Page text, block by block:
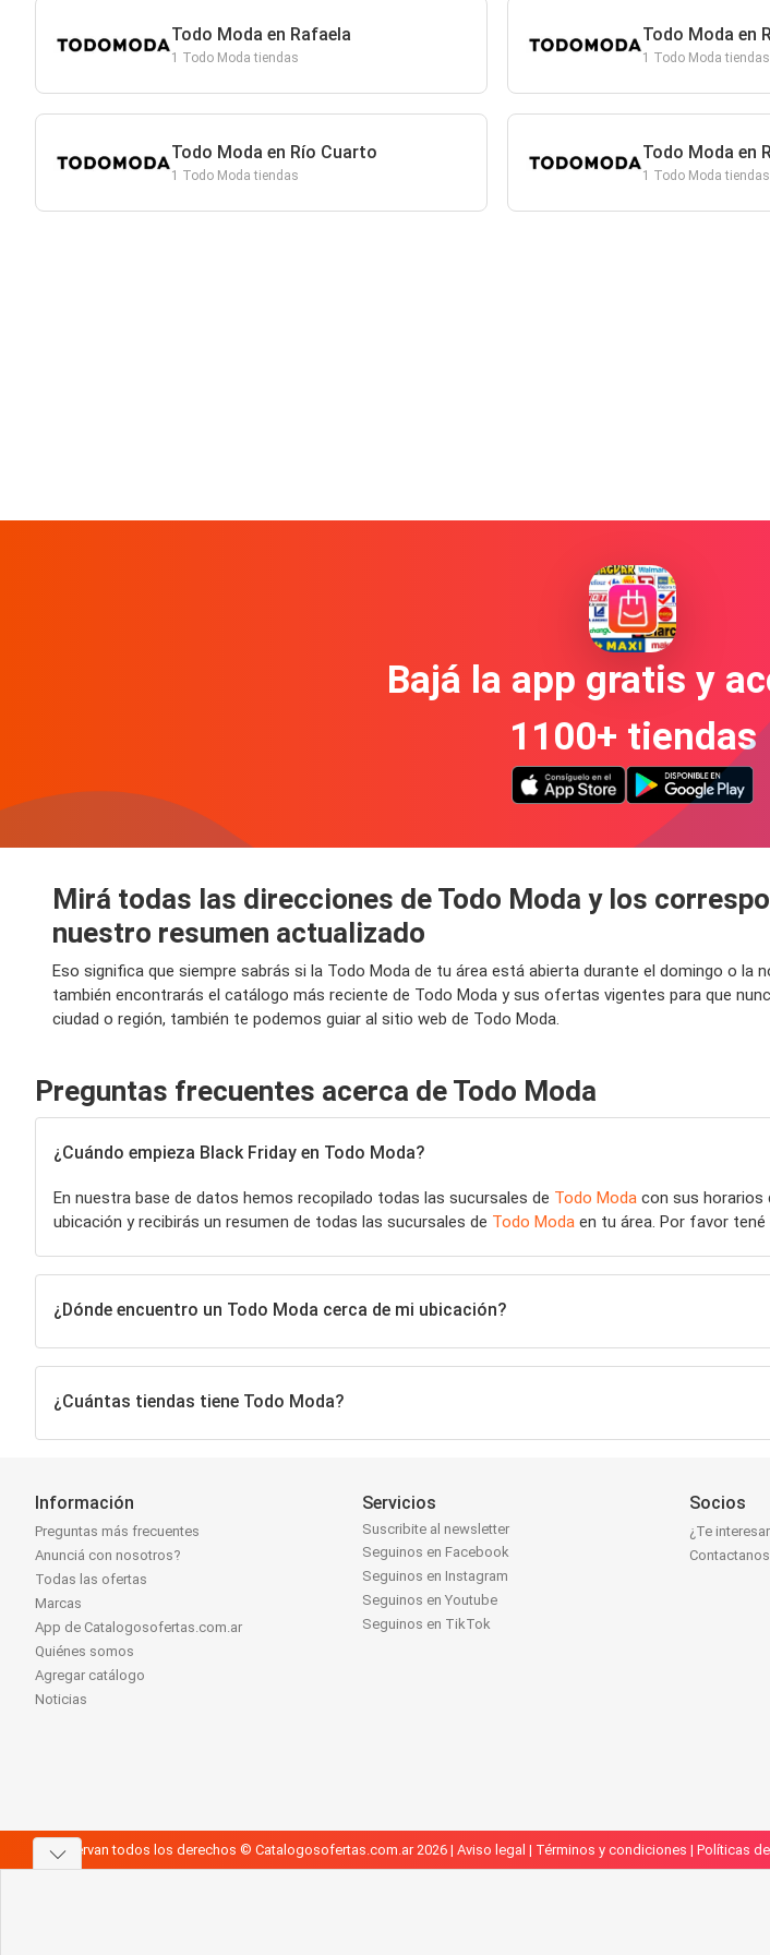
Todo Moda en Rafaela
1 Todo Moda tiendas
Todo Moda en
1 Todo Moda tiendas
Todo Moda en Río Cuarto
1 Todo Moda tiendas
Todo Moda en
1 Todo Moda tiendas
Bajá la app gratis y
1100+ tiendas
Mirá todas las direcciones de Todo Moda y los
nuestro resumen actualizado
Eso significa que siempre sabrás si la Todo Moda de tu área está abierta durante el domingo o
también encontrarás el catálogo más reciente de Todo Moda y sus ofertas vigentes para que
ciudad o región, también te podemos guiar al sitio web de Todo Moda.
Preguntas frecuentes acerca de Todo Moda
¿Cuándo empieza Black Friday en Todo Moda?
En nuestra base de datos hemos recopilado todas las sucursales de Todo Moda con sus horarios
ubicación y recibirás un resumen de todas las sucursales de Todo Moda en tu área. Por favor
¿Dónde encuentro un Todo Moda cerca de mi ubicación?
¿Cuántas tiendas tiene Todo Moda?
Información
Preguntas más frecuentes
Anunciá con nosotros?
Todas las ofertas
Marcas
App de Catalogosofertas.com.ar
Quiénes somos
Agregar catálogo
Noticias
Servicios
Suscribite al newsletter
Seguinos en Facebook
Seguinos en Instagram
Seguinos en Youtube
Seguinos en TikTok
Socios
¿Te
Contactanos
Se reservan todos los derechos © Catalogosofertas.com.ar 2026 | Aviso legal | Términos y condiciones | Políticas